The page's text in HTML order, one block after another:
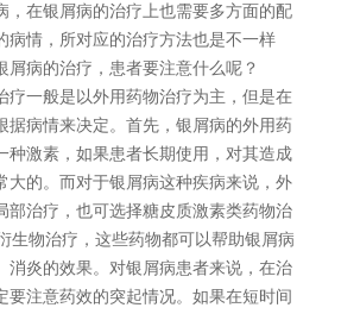
，在银屑病的治疗上也需要多方面的配
病情，所对应的治疗方法也是不一样
屑病的治疗，患者要注意什么呢？
疗一般是以外用药物治疗为主，但是在
据病情来决定。首先，银屑病的外用药
种激素，如果患者长期使用，对其造成
大的。而对于银屑病这种疾病来说，外
部治疗，也可选择糖皮质激素类药物治
生物治疗，这些药物都可以帮助银屑病
消炎的效果。对银屑病患者来说，在治
要注意药效的突起情况。如果在短时间